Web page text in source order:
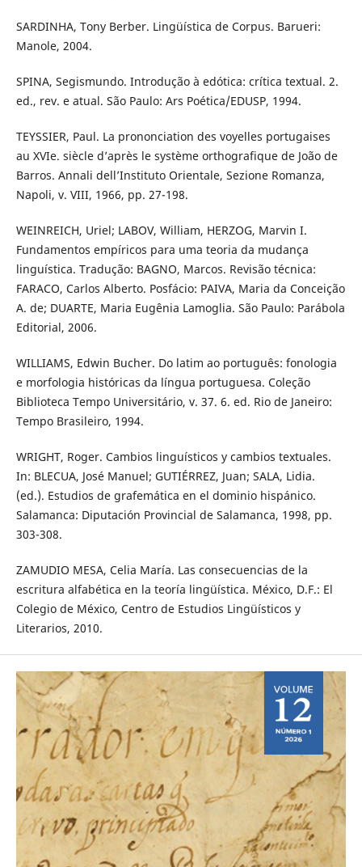
SARDINHA, Tony Berber. Lingüística de Corpus. Barueri:
Manole, 2004.
SPINA, Segismundo. Introdução à edótica: crítica textual. 2.
ed., rev. e atual. São Paulo: Ars Poética/EDUSP, 1994.
TEYSSIER, Paul. La prononciation des voyelles portugaises
au XVIe. siècle d’après le système orthografique de João de
Barros. Annali dell’Instituto Orientale, Sezione Romanza,
Napoli, v. VIII, 1966, pp. 27-198.
WEINREICH, Uriel; LABOV, William, HERZOG, Marvin I.
Fundamentos empíricos para uma teoria da mudança
linguística. Tradução: BAGNO, Marcos. Revisão técnica:
FARACO, Carlos Alberto. Posfácio: PAIVA, Maria da Conceição
A. de; DUARTE, Maria Eugênia Lamoglia. São Paulo: Parábola
Editorial, 2006.
WILLIAMS, Edwin Bucher. Do latim ao português: fonologia
e morfologia históricas da língua portuguesa. Coleção
Biblioteca Tempo Universitário, v. 37. 6. ed. Rio de Janeiro:
Tempo Brasileiro, 1994.
WRIGHT, Roger. Cambios linguísticos y cambios textuales.
In: BLECUA, José Manuel; GUTIÉRREZ, Juan; SALA, Lidia.
(ed.). Estudios de grafemática en el dominio hispánico.
Salamanca: Diputación Provincial de Salamanca, 1998, pp.
303-308.
ZAMUDIO MESA, Celia María. Las consecuencias de la
escritura alfabética en la teoría lingüística. México, D.F.: El
Colegio de México, Centro de Estudios Lingüísticos y
Literarios, 2010.